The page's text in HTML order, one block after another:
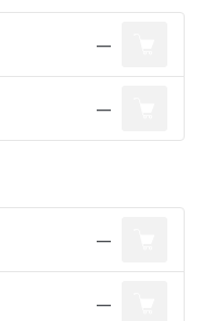
―
―
―
―